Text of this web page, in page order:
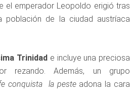
el emperador Leopoldo erigió tras
población de la ciudad austríaca
Trinidad e incluye una preciosa
rezando. Además, un grupo
conquista la peste adona la cara